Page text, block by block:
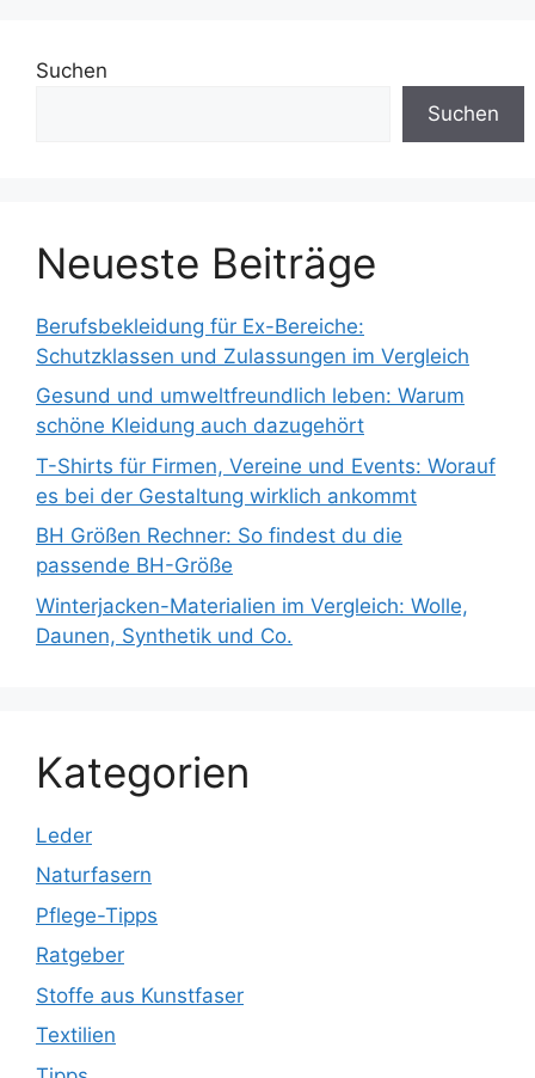
Suchen
Suchen
Neueste Beiträge
Berufsbekleidung für Ex-Bereiche:
Schutzklassen und Zulassungen im Vergleich
Gesund und umweltfreundlich leben: Warum
schöne Kleidung auch dazugehört
T-Shirts für Firmen, Vereine und Events: Worauf
es bei der Gestaltung wirklich ankommt
BH Größen Rechner: So findest du die
passende BH-Größe
Winterjacken-Materialien im Vergleich: Wolle,
Daunen, Synthetik und Co.
Kategorien
Leder
Naturfasern
Pflege-Tipps
Ratgeber
Stoffe aus Kunstfaser
Textilien